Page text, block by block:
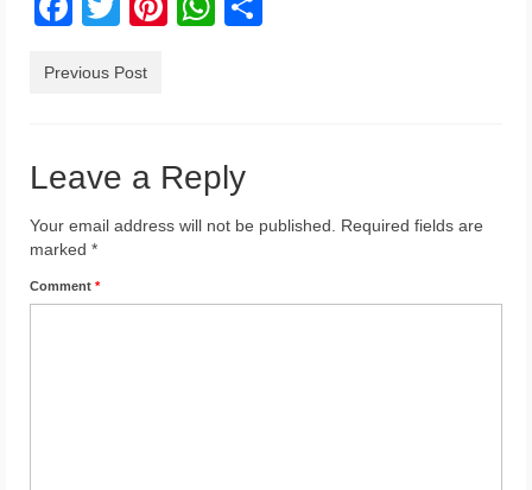
Itālija
Ukraina
Previous Post
Leave a Reply
Your email address will not be published.
Required fields are
marked *
Comment *